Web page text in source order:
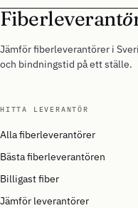
Fiberleverantö
Jämför fiberleverantörer i
och bindningstid på ett ställe.
HITTA LEVERANTÖR
Alla fiberleverantörer
Bästa fiberleverantören
Billigast fiber
Jämför leverantörer